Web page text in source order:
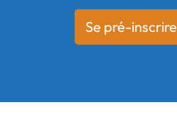
Se pré-inscrire